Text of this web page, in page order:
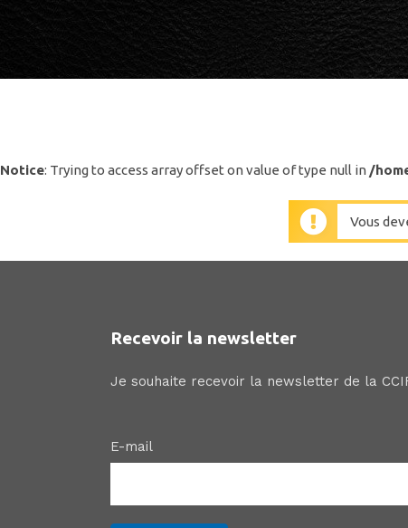
Notice: Trying to access array offset on value of type null in /
Vous
Recevoir la newsletter
Je souhaite recevoir la newsletter de la
E-mail